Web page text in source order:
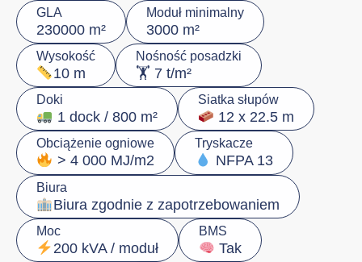
GLA
230000 m²
Moduł minimalny
3000 m²
Wysokość
10 m
Nośność posadzki
🏋️ 7 t/m²
Doki
1 dock / 800 m²
Siatka słupów
12 x 22.5 m
Obciążenie ogniowe
> 4 000 MJ/m2
Tryskacze
NFPA 13
Biura
Biura zgodnie z zapotrzebowaniem
Moc
200 kVA / moduł
BMS
Tak